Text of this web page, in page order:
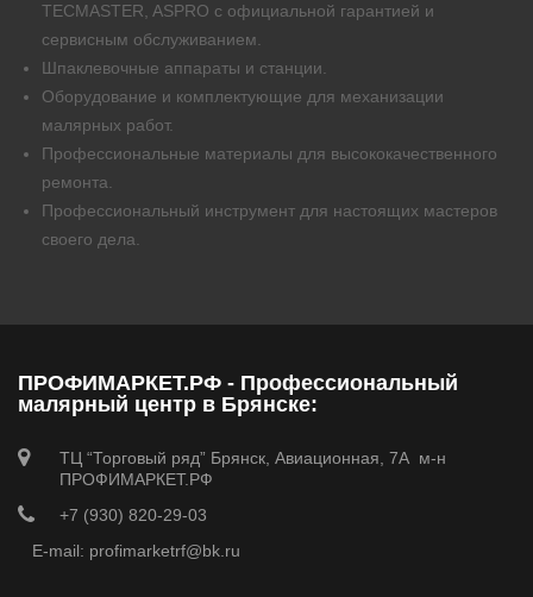
TECMASTER, ASPRO с официальной гарантией и
сервисным обслуживанием.
Шпаклевочные аппараты и станции.
Оборудование и комплектующие для механизации
малярных работ.
Профессиональные материалы для высококачественного
ремонта.
Профессиональный инструмент для настоящих мастеров
своего дела.
ПРОФИМАРКЕТ.РФ - Профессиональный
малярный центр в Брянске:
ТЦ “Торговый ряд” Брянск, Авиационная, 7А м-н
ПРОФИМАРКЕТ.РФ
+7 (930) 820-29-03
E-mail: profimarketrf@bk.ru